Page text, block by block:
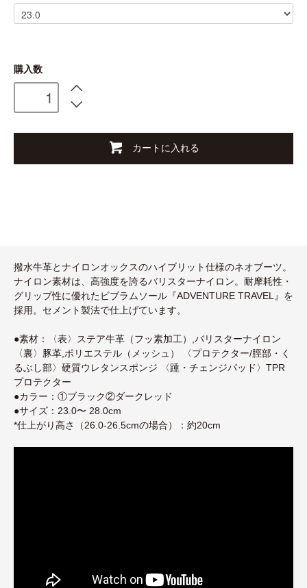
購入数
カートに入れる
撥水牛革とナイロンオックスのハイブリット仕様のネオブーツ。
ナイロン素材は、高強度を誇るバリスターナイロン。耐摩耗性・
グリップ性に優れたビブラムソール『ADVENTURE TRAVEL』を
採用。セメント製法で仕上げています。
●素材：〈表〉ステア牛革（フッ素加工）,バリスターナイロン
〈裏〉豚革,ポリエステル（メッシュ） 〈プロテクター/脛部・く
るぶし部〉硬質ウレタンスポンジ 〈踵・チェンジパッド〉TPR
プロテクター
●カラー：①ブラック②ダークレッド
●サイズ：23.0〜 28.0cm
*仕上がり高さ（26.0-26.5cmの場合）：約20cm